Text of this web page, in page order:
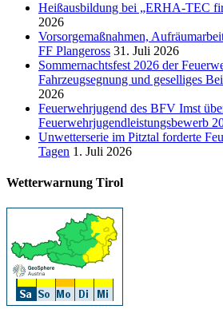
Heißausbildung bei „ERHA-TEC
2026
Vorsorgemaßnahmen,
FF Plangeross 31. Juli 2026
Sommernachtsfest 2026 der
Fahrzeugsegnung und geselliges
2026
Feuerwehrjugend des BFV Imst
Feuerwehrjugendleistungsbewerb
Unwetterserie im Pitztal forderte
Tagen 1. Juli 2026
Wetterwarnung Tirol